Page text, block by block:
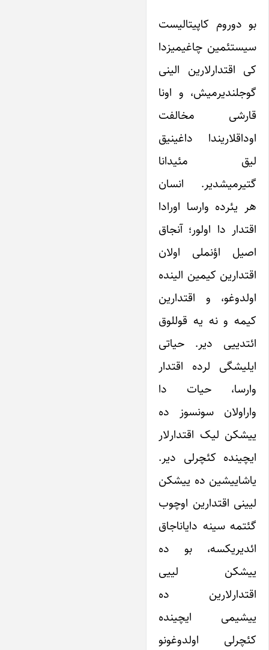
بو دوروم کاپیتالیست
سیستئمین چاغیمیزدا
کی اقتدارلارین الینی
گوجلندیرمیش، و اونا
قارشی مخالفت
اوداقلاریندا داغینیق
لیق مئیدانا
گتیرمیشدیر. انسان
هر یئرده وارسا اورادا
اقتدار دا اولور؛ آنجاق
اصیل اؤنملی اولان
اقتدارین کیمین الینده
اولدوغو، و اقتدارین
کیمه و نه یه قوللوق
ائتدییی دیر. حیاتی
ایلیشگی لرده اقتدار
وارسا، حیات دا
واراولان سونسوز ده
ییشکن لیک اقتدارلار
ایچینده کئچرلی دیر.
یاشاییشین ده ییشکن
لیینی اقتدارین اوچوب
گئتمه سینه دایاناجاق
ائدیریکسه، بو ده
ییشکن لییی
اقتدارلارین ده
ییشیمی ایچینده
کئچرلی اولدوغونو